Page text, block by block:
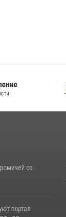
со
портал